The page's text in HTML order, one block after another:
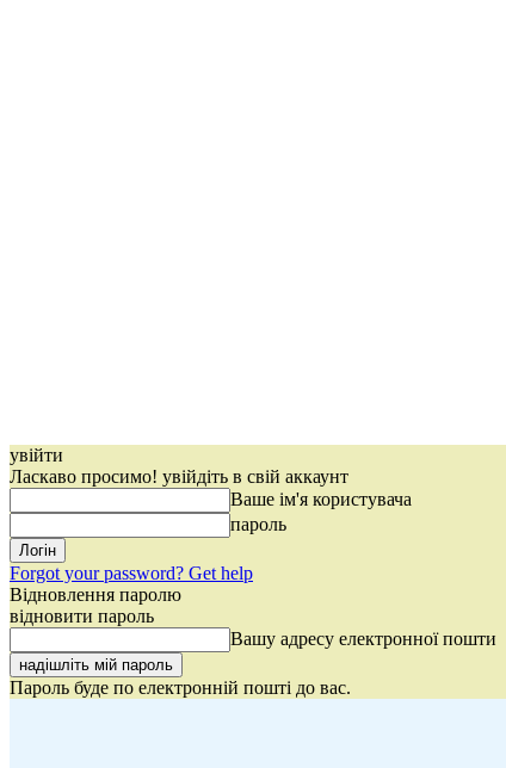
увійти
Ласкаво просимо! увійдіть в свій аккаунт
Ваше ім'я користувача
пароль
Forgot your password? Get help
Відновлення паролю
відновити пароль
Вашу адресу електронної пошти
Пароль буде по електронній пошті до вас.